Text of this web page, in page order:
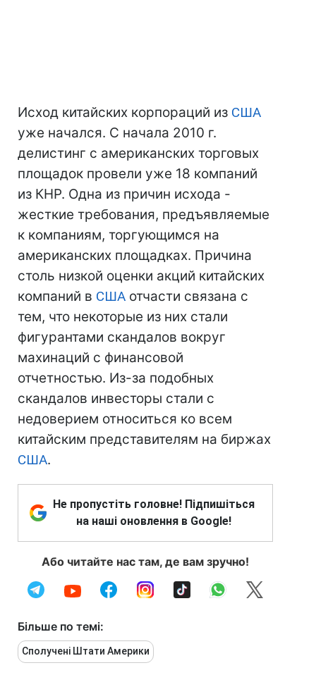
Исход китайских корпораций из США
уже начался. С начала 2010 г.
делистинг с американских торговых
площадок провели уже 18 компаний
из КНР. Одна из причин исхода -
жесткие требования, предъявляемые
к компаниям, торгующимся на
американских площадках. Причина
столь низкой оценки акций китайских
компаний в США отчасти связана с
тем, что некоторые из них стали
фигурантами скандалов вокруг
махинаций с финансовой
отчетностью. Из-за подобных
скандалов инвесторы стали с
недоверием относиться ко всем
китайским представителям на биржах
США.
Не пропустіть головне! Підпишіться
на наші оновлення в Google!
Або читайте нас там, де вам зручно!
Більше по темі:
Сполучені Штати Америки